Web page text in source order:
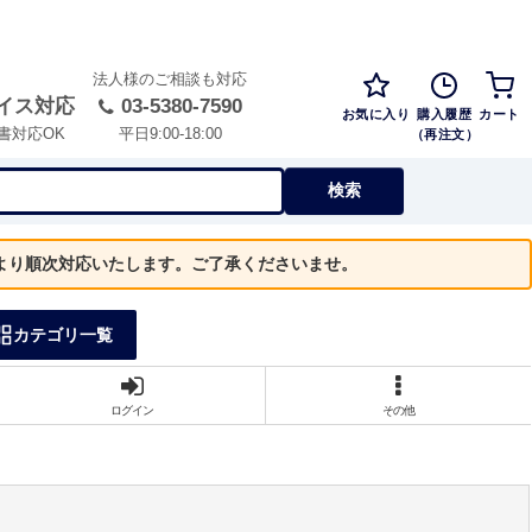
ス対応
対応OK
法人様のご相談も対応
03-5380-7590
平日9:00-18:00
お気に入り 購入履歴
（再注文）
カート
検索
順次対応いたします。ご了承くださいませ。
カテゴリ一覧
ログイン その他